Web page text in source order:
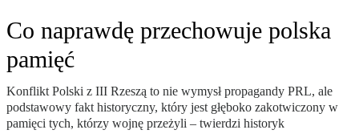
Co naprawdę przechowuje polska
pamięć
Konflikt Polski z III Rzeszą to nie wymysł propagandy PRL, ale
podstawowy fakt historyczny, który jest głęboko zakotwiczony w
pamięci tych, którzy wojnę przeżyli – twierdzi historyk